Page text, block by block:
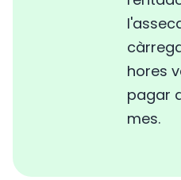
hores
pagar
mes.